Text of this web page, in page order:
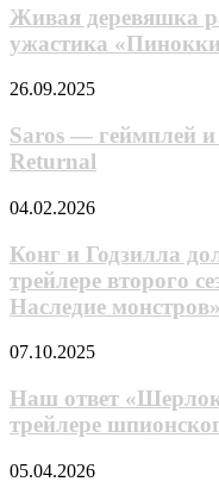
мастером
напоминает,
в
каком
состоится
его
расчленяет
людей
в
ужастика
Раскрепощенный»
Живая деревяшка
ужастика
Saros
геймплей
и
дата
наследника
26.09.2025
Saros — геймплей и
Returnal
Конг
Годзилла
должны
набить
морду
в
второго
сезона
сериала
«„Монарх“:
04.02.2026
Конг и Годзилла
трейлере второго
Наследие монстров»
Наш
«Шерлоку
Холмсу»
Гая
в
07.10.2025
Наш ответ
трейлере
КГ
05.04.2026